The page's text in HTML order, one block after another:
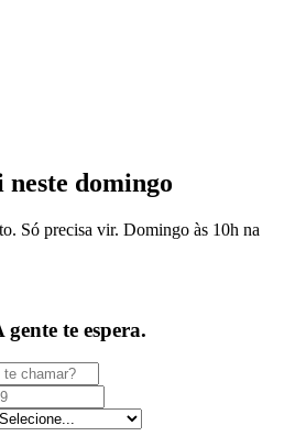
neste domingo
Só precisa vir. Domingo às 10h na
te espera.